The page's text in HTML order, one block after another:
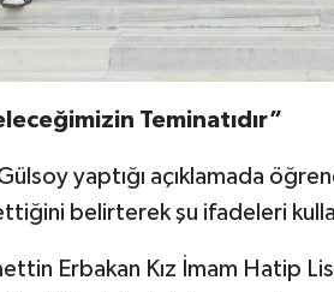
Teminatıdır”
yaptığı açıklamada
belirterek şu ifadeleri
Erbakan Kız İmam Hatip